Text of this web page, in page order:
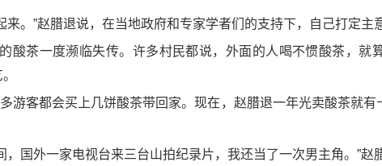
。”赵腊退说，在当地政府和专家学者们的支持下，自己打定主
酸茶一度濒临失传。许多村民都说，外面的人喝不惯酸茶，就
游客都会买上几饼酸茶带回家。现在，赵腊退一年光卖酸茶就
国外一家电视台来三台山拍纪录片，我还当了一次男主角。”赵